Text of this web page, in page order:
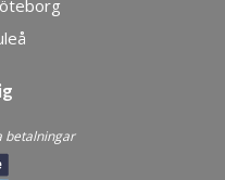
betalningar